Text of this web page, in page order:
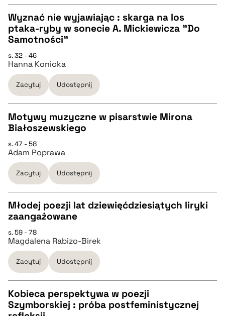
BIBTEX
pobierz cytat
CZYSTY TEKST
pobierz cytat
BIBTEX
pobierz cytat
Wyznać nie wyjawiając : skarga na los
ptaka-ryby w sonecie A. Mickiewicza "Do
Samotności"
s. 32 - 46
Hanna Konicka
Zacytuj Udostępnij
pobierz cytat
BIBTEX
pobierz cytat
Motywy muzyczne w pisarstwie Mirona
Białoszewskiego
s. 47 - 58
Adam Poprawa
Zacytuj Udostępnij
CZYSTY TEKST
pobierz cytat
BIBTEX
pobierz cytat
Młodej poezji lat dziewięćdziesiątych liryki
zaangażowane
s. 59 - 78
Magdalena Rabizo-Birek
Zacytuj Udostępnij
CZYSTY TEKST
Kobieca perspektywa w poezji
Szymborskiej : próba postfeministycznej